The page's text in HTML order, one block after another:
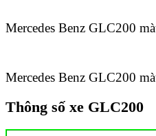
Mercedes Benz GLC200
Mercedes Benz GLC200
Thông số xe GLC200